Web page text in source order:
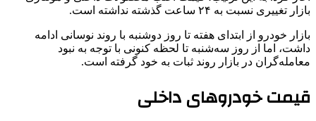
بازار تغییری نسبت به ۲۴ ساعت گذشته نداشته است.
بازار خودرو از ابتدای هفته تا روز دوشنبه با روند نوسانی ادامه
داشت، اما از روز سه‌شنبه تا لحظه کنونی با توجه به نبود
معامله‌گران در بازار روند ثبات به خود گرفته است.
قیمت خودروهای داخلی